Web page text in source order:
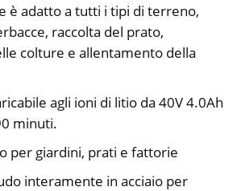
è adatto a tutti i tipi di terreno,
raccolta del prato,
colture e allentamento della
agli ioni di litio da 40V 4.0Ah
minuti.
per giardini, prati e fattorie
interamente in acciaio per